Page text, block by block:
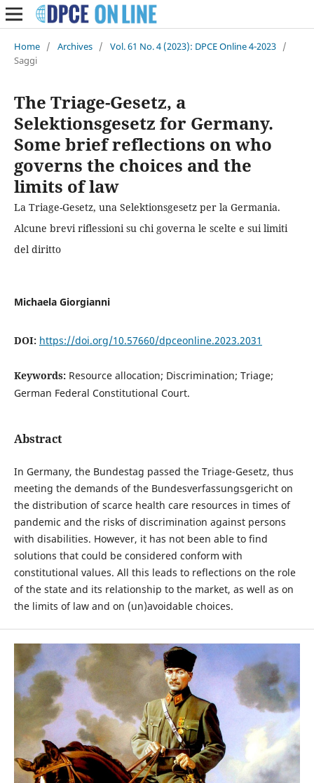
Home / Archives / Vol. 61 No. 4 (2023): DPCE Online 4-2023 /
Saggi
The Triage-Gesetz, a
Selektionsgesetz for Germany.
Some brief reflections on who
governs the choices and the
limits of law
La Triage-Gesetz, una Selektionsgesetz per la Germania.
Alcune brevi riflessioni su chi governa le scelte e sui limiti
del diritto
Michaela Giorgianni
DOI: https://doi.org/10.57660/dpceonline.2023.2031
Keywords: Resource allocation; Discrimination; Triage;
German Federal Constitutional Court.
Abstract
In Germany, the Bundestag passed the Triage-Gesetz, thus
meeting the demands of the Bundesverfassungsgericht on
the distribution of scarce health care resources in times of
pandemic and the risks of discrimination against persons
with disabilities. However, it has not been able to find
solutions that could be considered conform with
constitutional values. All this leads to reflections on the role
of the state and its relationship to the market, as well as on
the limits of law and on (un)avoidable choices.